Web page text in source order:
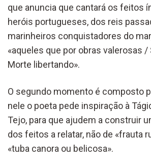
que anuncia que cantará os feitos
heróis portugueses, dos reis
marinheiros conquistadores do
«aqueles que por obras valerosas /
Morte libertando».
O segundo momento é composto
nele o poeta pede inspiração à
Tejo, para que ajudem a construir
dos feitos a relatar, não de «frauta
«tuba canora ou belicosa».